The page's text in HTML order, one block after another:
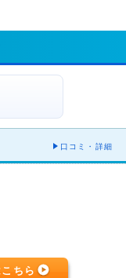
口コミ・詳細
ちら